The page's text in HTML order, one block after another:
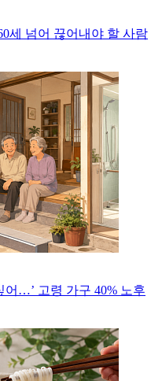
세 넘어 끊어내야 할 사람
어…’ 고령 가구 40% 노후